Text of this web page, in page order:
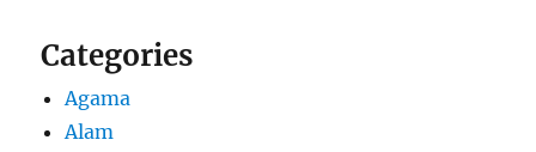
Categories
Agama
Alam